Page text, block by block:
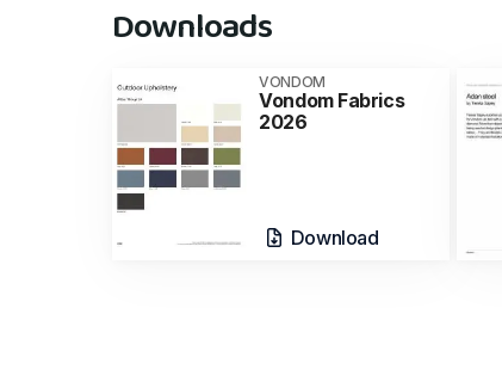
Downloads
VONDOM
Vondom Fabrics
2026
Download